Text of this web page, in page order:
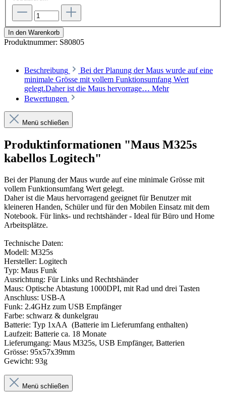
In den Warenkorb
Produktnummer: S80805
Beschreibung
Bei der Planung der Maus wurde auf eine
minimale Grösse mit vollem Funktionsumfang Wert
gelegt.Daher ist die Maus hervorrage… Mehr
Bewertungen
Menü schließen
Produktinformationen "Maus M325s
kabellos Logitech"
Bei der Planung der Maus wurde auf eine minimale Grösse mit
vollem Funktionsumfang Wert gelegt.
Daher ist die Maus hervorragend geeignet für Benutzer mit
kleineren Handen, Schüler und für den Mobilen Einsatz mit dem
Notebook. Für links- und rechtshänder - Ideal für Büro und Home
Arbeitsplätze.
Technische Daten:
Modell: M325s
Hersteller: Logitech
Typ: Maus Funk
Ausrichtung: Für Links und Rechtshänder
Maus: Optische Abtastung 1000DPI, mit Rad und drei Tasten
Anschluss: USB-A
Funk: 2.4GHz zum USB Empfänger
Farbe: schwarz & dunkelgrau
Batterie: Typ 1xAA (Batterie im Lieferumfang enthalten)
Laufzeit: Batterie ca. 18 Monate
Lieferumgang: Maus M325s, USB Empfänger, Batterien
Grösse: 95x57x39mm
Gewicht: 93g
Menü schließen